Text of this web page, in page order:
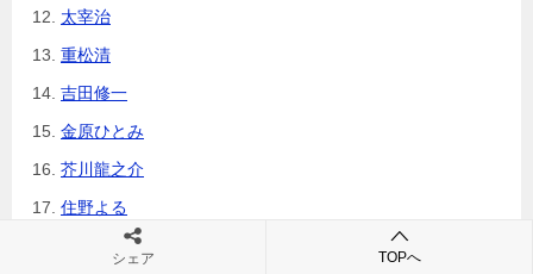
太宰治
重松清
吉田修一
金原ひとみ
芥川龍之介
住野よる
夏目漱石
シェア TOPへ